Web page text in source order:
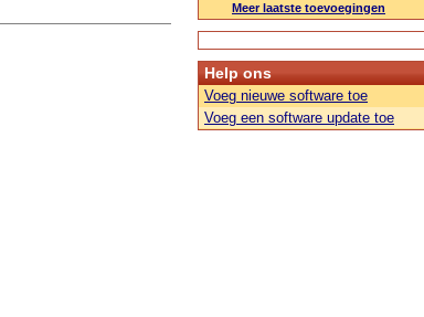
Meer laatste toevoegingen
Help ons
Voeg nieuwe software toe
Voeg een software update toe